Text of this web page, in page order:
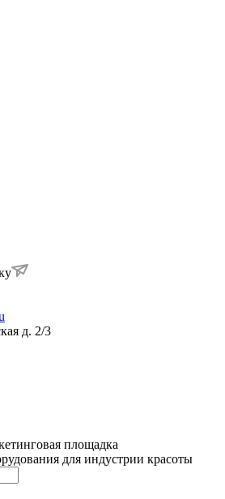
д. 2/3
площадка
для индустрии красоты